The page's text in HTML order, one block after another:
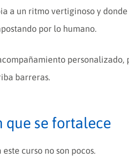
a un ritmo vertiginoso y
por lo humano.
barreras.
que se fortalece
curso no son pocos.